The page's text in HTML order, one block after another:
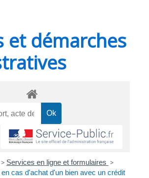
et démarches
> Services en ligne et formulaires >
cas d'achat d'un bien avec un crédit